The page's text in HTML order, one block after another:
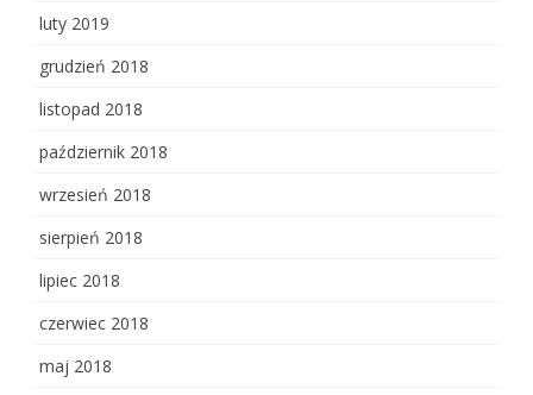
luty 2019
grudzień 2018
listopad 2018
październik 2018
wrzesień 2018
sierpień 2018
lipiec 2018
czerwiec 2018
maj 2018